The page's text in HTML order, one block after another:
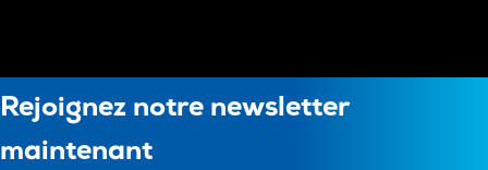
Rejoignez notre newsletter
maintenant